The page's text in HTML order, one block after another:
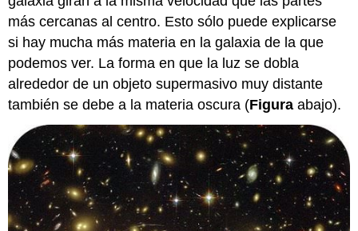
más cercanas al centro. Esto sólo puede explicarse
si hay mucha más materia en la galaxia de la que
podemos ver. La forma en que la luz se dobla
alrededor de un objeto supermasivo muy distante
también se debe a la materia oscura (Figura abajo).